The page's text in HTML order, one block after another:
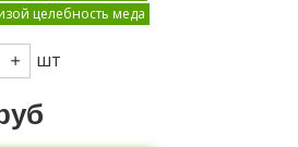
целебность меда
шт